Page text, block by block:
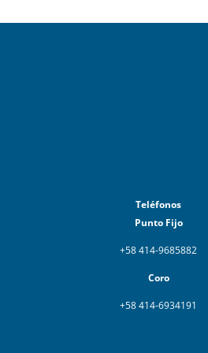
Teléfonos
Punto Fijo
+58 414-9685882
Coro
+58 414-6934191